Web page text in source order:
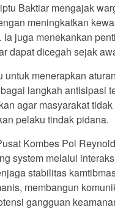
Baktiar mengajak
meningkatkan
juga menekankan
dapat dicegah sejak
menerapkan
langkah antisipasi
agar masyarakat
pelaku tindak pidana.
Kombes Pol
system melalui
stabilitas
membangun
gangguan